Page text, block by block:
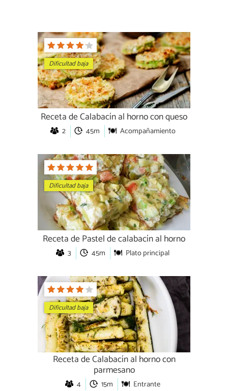
Dificultad baja
Receta de Calabacín al horno con queso
2 45m Acompañamiento
Dificultad baja
Receta de Pastel de calabacín al horno
3 45m Plato principal
Dificultad baja
Receta de Calabacín al horno con
parmesano
4 15m Entrante